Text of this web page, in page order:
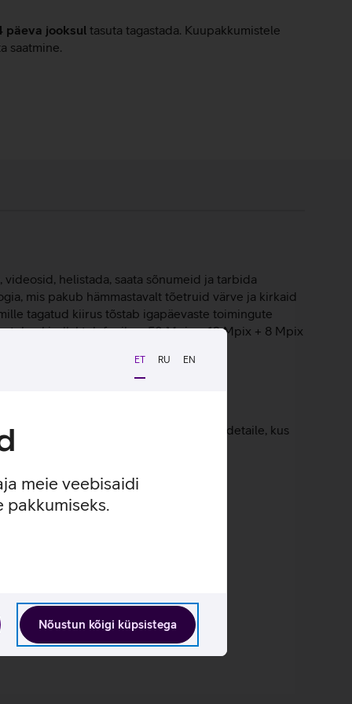
ET RU EN
meie veebisaidi
pakkumiseks.
Nõustun kõigi küpsistega
päeva jooksul tasuta tagastada. Kuupakkumistele
saatmine.
helistada, saata sõnumeid ja tarbida
mis pakub hämmastavalt tõetruid värve ja kirkaid
tagatud kiirus tõstab igapäevaste toimingute
tolmukindlal telefonil on 50 Mpix + 12 Mpix + 8 Mpix
videot.
suudab kaamera jäädvustada rohkelt detaile, kus